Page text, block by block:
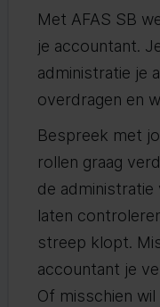
Met AFAS SB
je accountant.
administratie je
overdragen en
Bespreek met
rollen graag
de
laten
streep klopt.
accountant je
Of misschien